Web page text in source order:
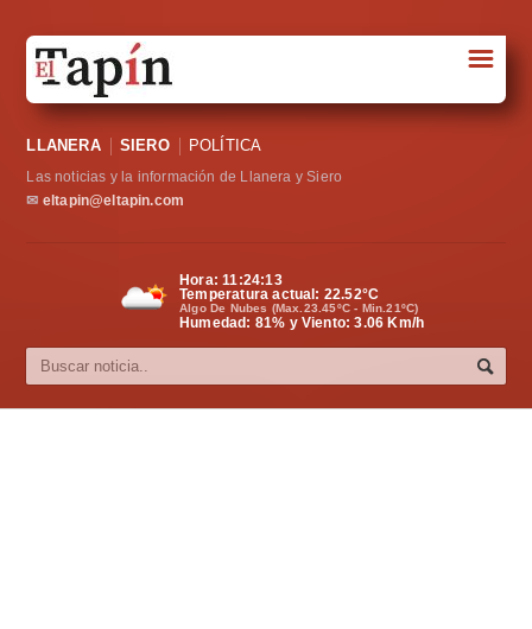
Sociedad
Política
Cultura
☰
LLANERA SIERO POLÍTICA
Las noticias y la información de Llanera y Siero
✉ eltapin@eltapin.com
Hora:11:24:14
Temperatura actual: 22.52°C
Algo De Nubes (Max.23.45ºC - Min.21ºC)
Humedad: 81% y Viento: 3.06 Km/h